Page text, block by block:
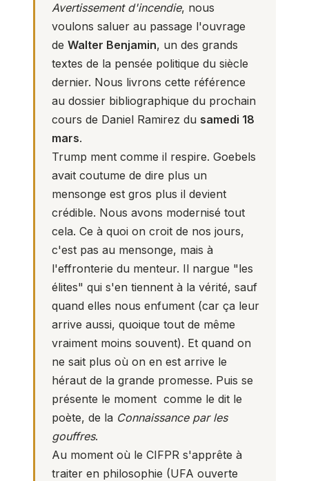
Avertissement d'incendie, nous
voulons saluer au passage l'ouvrage
de Walter Benjamin, un des grands
textes de la pensée politique du siècle
dernier. Nous livrons cette référence
au dossier bibliographique du prochain
cours de Daniel Ramirez du samedi 18
mars.
Trump ment comme il respire. Goebels
avait coutume de dire plus un
mensonge est gros plus il devient
crédible. Nous avons modernisé tout
cela. Ce à quoi on croit de nos jours,
c'est pas au mensonge, mais à
l'effronterie du menteur. Il nargue "les
élites" qui s'en tiennent à la vérité, sauf
quand elles nous enfument (car ça leur
arrive aussi, quoique tout de même
vraiment moins souvent). Et quand on
ne sait plus où on en est arrive le
héraut de la grande promesse. Puis se
présente le moment comme le dit le
poète, de la Connaissance par les
gouffres.
Au moment où le CIFPR s'apprête à
traiter en philosophie (UFA ouverte